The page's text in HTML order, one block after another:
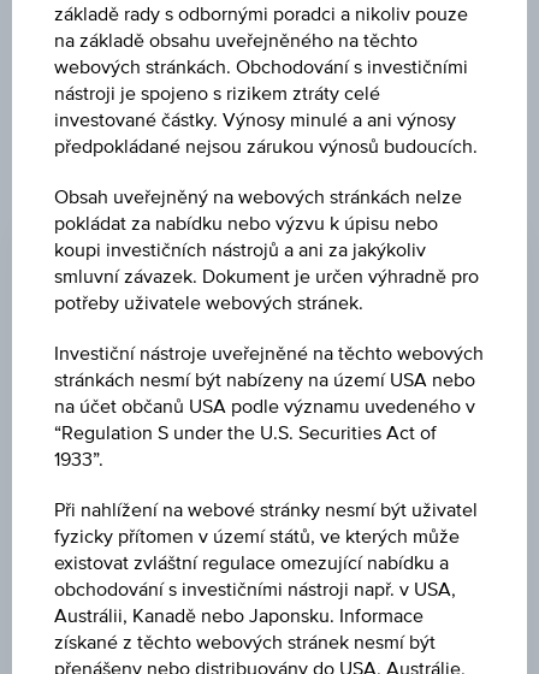
Uveřejněné produktové informace jsou určeny čistě pro
investory, kteří již mají produkt ve svém portfoliu. Tyto údaje
neslouží jako doporučení ani jako nabídka k nákupu těchto
cenných papírů.
ZMĚNA
0,00 (0,00 %)
NÁKUP
PRODEJ
EUR 0,100
POSLEDNÍ AKTUALIZACE
06.08.2026
15:03:01.033
UTC
Koordinovaný
světový
čas
(UTC)
CENA PODKL. AKTIVA
22,40(+0,27 %)
základě rady s odbornými poradci a nikoliv pouze
na základě obsahu uveřejněného na těchto
webových stránkách. Obchodování s investičními
nástroji je spojeno s rizikem ztráty celé
investované částky. Výnosy minulé a ani výnosy
předpokládané nejsou zárukou výnosů budoucích.
Obsah uveřejněný na webových stránkách nelze
pokládat za nabídku nebo výzvu k úpisu nebo
koupi investičních nástrojů a ani za jakýkoliv
smluvní závazek. Dokument je určen výhradně pro
potřeby uživatele webových stránek.
Investiční nástroje uveřejněné na těchto webových
stránkách nesmí být nabízeny na území USA nebo
na účet občanů USA podle významu uvedeného v
“Regulation S under the U.S. Securities Act of
1933”.
Při nahlížení na webové stránky nesmí být uživatel
fyzicky přítomen v území států, ve kterých může
existovat zvláštní regulace omezující nabídku a
obchodování s investičními nástroji např. v USA,
Austrálii, Kanadě nebo Japonsku. Informace
získané z těchto webových stránek nesmí být
přenášeny nebo distribuovány do USA, Austrálie,